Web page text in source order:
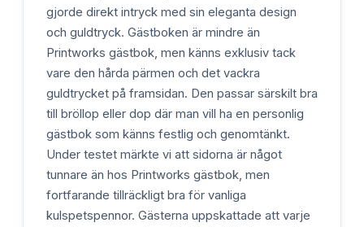
gjorde direkt intryck med sin eleganta design
och guldtryck. Gästboken är mindre än
Printworks gästbok, men känns exklusiv tack
vare den hårda pärmen och det vackra
guldtrycket på framsidan. Den passar särskilt bra
till bröllop eller dop där man vill ha en personlig
gästbok som känns festlig och genomtänkt.
Under testet märkte vi att sidorna är något
tunnare än hos Printworks gästbok, men
fortfarande tillräckligt bra för vanliga
kulspetspennor. Gästerna uppskattade att varje